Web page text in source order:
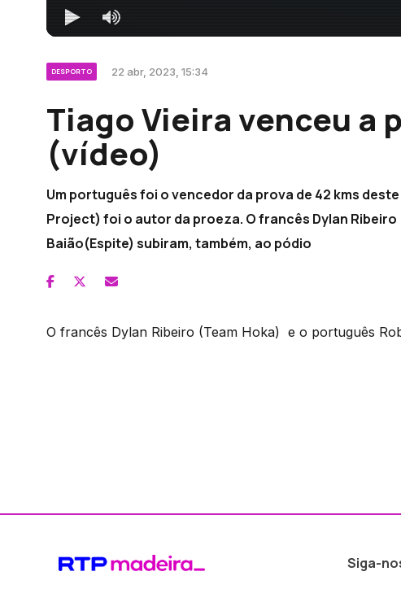
DESPORTO 22 abr, 2023, 15:34
Tiago Vieira venceu a
(vídeo)
Um português foi o vencedor da prova de 42 kms
Project) foi o autor da proeza. O francês Dylan
Baião(Espite) subiram, também, ao pódio
O francês Dylan Ribeiro (Team Hoka) e o português
Siga-